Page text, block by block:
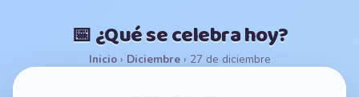
📅 ¿Qué se celebra hoy?
Inicio› Diciembre› 27 de diciembre